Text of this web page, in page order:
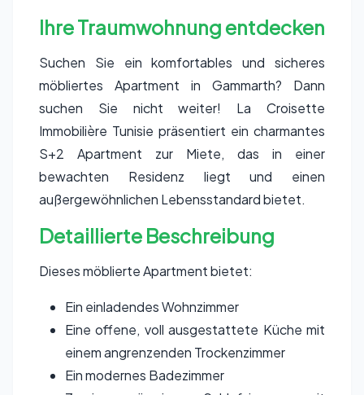
Ihre Traumwohnung entdecken
Suchen Sie ein komfortables und sicheres
möbliertes Apartment in Gammarth? Dann
suchen Sie nicht weiter! La Croisette
Immobilière Tunisie präsentiert ein charmantes
S+2 Apartment zur Miete, das in einer
bewachten Residenz liegt und einen
außergewöhnlichen Lebensstandard bietet.
Detaillierte Beschreibung
Dieses möblierte Apartment bietet:
Ein einladendes Wohnzimmer
Eine offene, voll ausgestattete Küche mit
einem angrenzenden Trockenzimmer
Ein modernes Badezimmer